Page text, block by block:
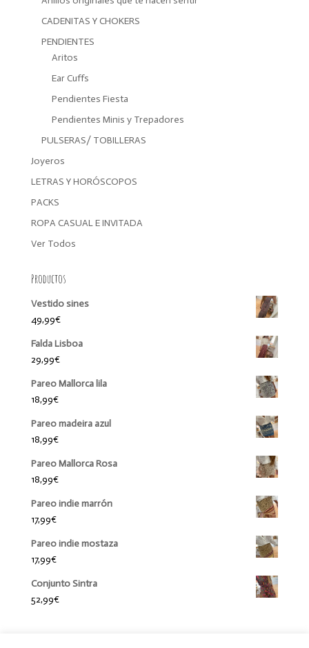
CADENITAS Y CHOKERS
PENDIENTES
Aritos
Ear Cuffs
Pendientes Fiesta
Pendientes Minis y Trepadores
PULSERAS/ TOBILLERAS
Joyeros
LETRAS Y HORÓSCOPOS
PACKS
ROPA CASUAL E INVITADA
Ver Todos
Productos
Vestido sines
49,99€
Falda Lisboa
29,99€
Pareo Mallorca lila
18,99€
Pareo madeira azul
18,99€
Pareo Mallorca Rosa
18,99€
Pareo indie marrón
17,99€
Pareo indie mostaza
17,99€
Conjunto Sintra
52,99€